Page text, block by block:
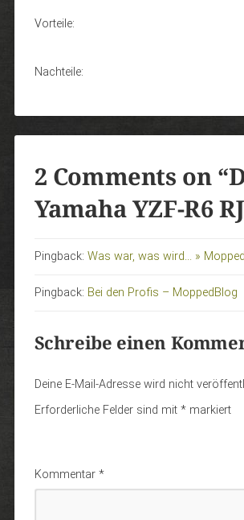
Vorteile:
Nachteile:
2 Comments on “
Yamaha YZF-R6
Pingback: Was war, was wird... »
Pingback: Bei den Profis – MoppedBlog
Schreibe einen
Deine E-Mail-Adresse wird nicht
Erforderliche Felder sind mit *markiert
Kommentar *